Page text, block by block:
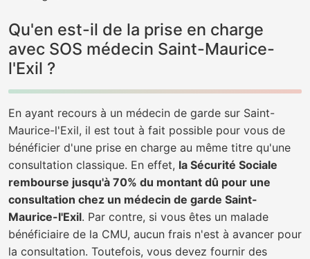
Qu'en est-il de la prise en charge
avec SOS médecin Saint-Maurice-
l'Exil ?
En ayant recours à un médecin de garde sur Saint-
Maurice-l'Exil, il est tout à fait possible pour vous de
bénéficier d'une prise en charge au même titre qu'une
consultation classique. En effet, la Sécurité Sociale
rembourse jusqu'à 70% du montant dû pour une
consultation chez un médecin de garde Saint-
Maurice-l'Exil. Par contre, si vous êtes un malade
bénéficiaire de la CMU, aucun frais n'est à avancer pour
la consultation. Toutefois, vous devez fournir des